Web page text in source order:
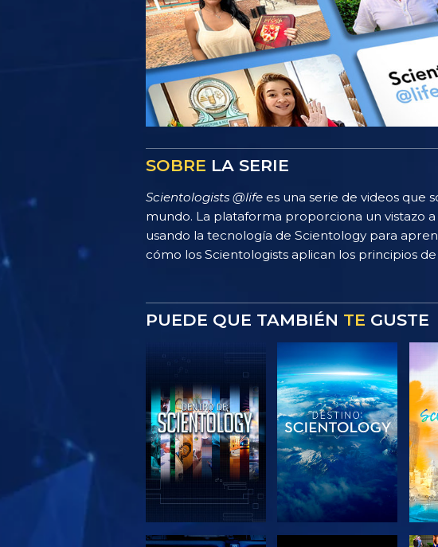
SOBRE LA SERIE
Scientologists @life es una serie de videos que
mundo. La plataforma proporciona un vistazo
usando la tecnología de Scientology para
cómo los Scientologists aplican los principios
PUEDE QUE TAMBIÉN TE GUSTE